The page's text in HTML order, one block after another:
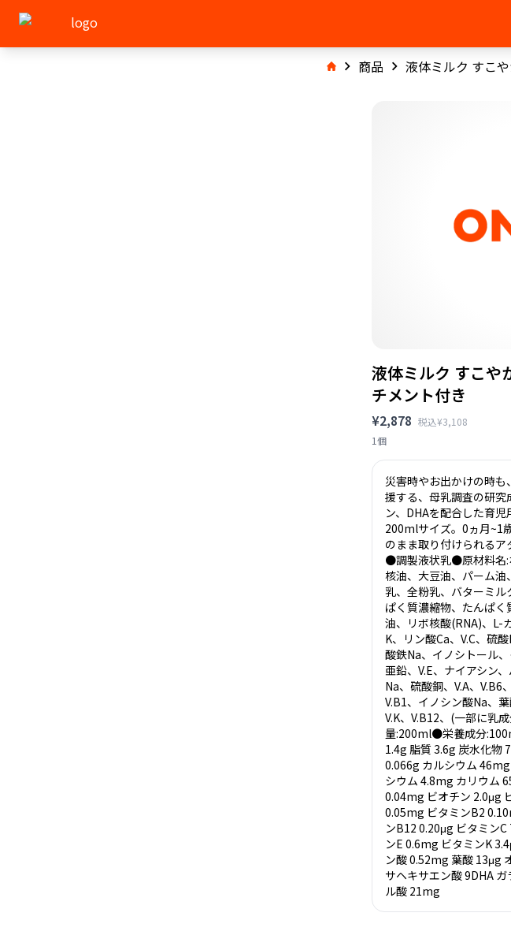
商品 液体ミルク すこ
液体ミルク すこや
チメント付き
¥2,878 税込¥3,108
1個
災害時やお出かけの時
援する、母乳調査の研
ン、DHAを配合した育
200mlサイズ。0ヵ月~1
のまま取り付けられるア
●調製液状乳●原材料名:
核油、大豆油、パーム
乳、全粉乳、バターミル
ぱく質濃縮物、たんぱ
油、リボ核酸(RNA)、L-
K、リン酸Ca、V.C、硫
酸鉄Na、イノシトール
亜鉛、V.E、ナイアシン
Na、硫酸銅、V.A、V.B6
V.B1、イノシン酸Na、葉
V.K、V.B12、(一部に乳
量:200ml●栄養成分
1.4g 脂質 3.6g 炭水化物
0.066g カルシウム
シウム 4.8mg カリウム
0.04mg ビオチン 2.0μg
0.05mg ビタミンB2
ンB12 0.20μg ビタミン
ンE 0.6mg ビタミンK
ン酸 0.52mg 葉酸 13μg
サヘキサエン酸 9DHA
ル酸 21mg